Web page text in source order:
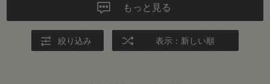
もっと見る
絞り込み 表示：新しい順